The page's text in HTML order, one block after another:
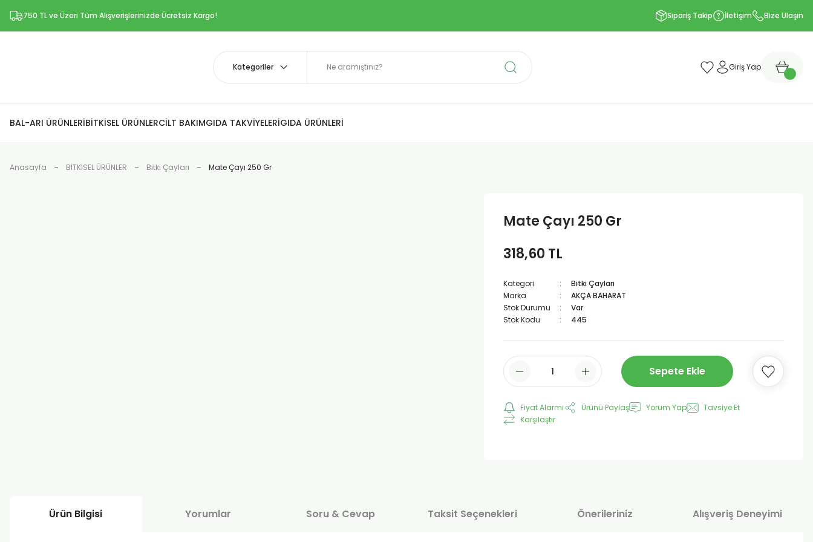
750 TL ve Üzeri Tüm Alışverişlerinizde Ücretsiz Kargo! Sipariş Takip İletişim Bize Ulaşın
Giriş Yap
BAL-ARI ÜRÜNLERİBİTKİSEL ÜRÜNLERCİLT BAKIMGIDA TAKVİYELERİGIDA ÜRÜNLERİ
Anasayfa BİTKİSEL ÜRÜNLER Bitki Çayları Mate Çayı 250 Gr
Mate Çayı 250 Gr
318,60 TL
Kategori
Bitki Çayları
Marka
AKÇA BAHARAT
Stok Durumu
Var
Stok Kodu
445
Sepete Ekle
Fiyat Alarmı Ürünü Paylaş Yorum Yap
Tavsiye Et
Karşılaştır
Ürün Bilgisi Yorumlar Soru & Cevap Taksit Seçenekleri Önerileriniz Alışveriş Deneyimi